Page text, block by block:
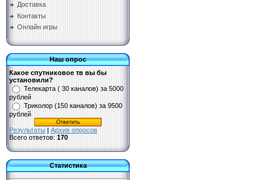
Доставка
Контакты
Онлайн игры
Наш опрос
Какое спутниковое тв вы бы
установили?
Телекарта ( 30 каналов) за 5000
рублей
Триколор (150 каналов) за 9500
рублей
Результаты | Архив опросов
Всего ответов: 170
Статистика